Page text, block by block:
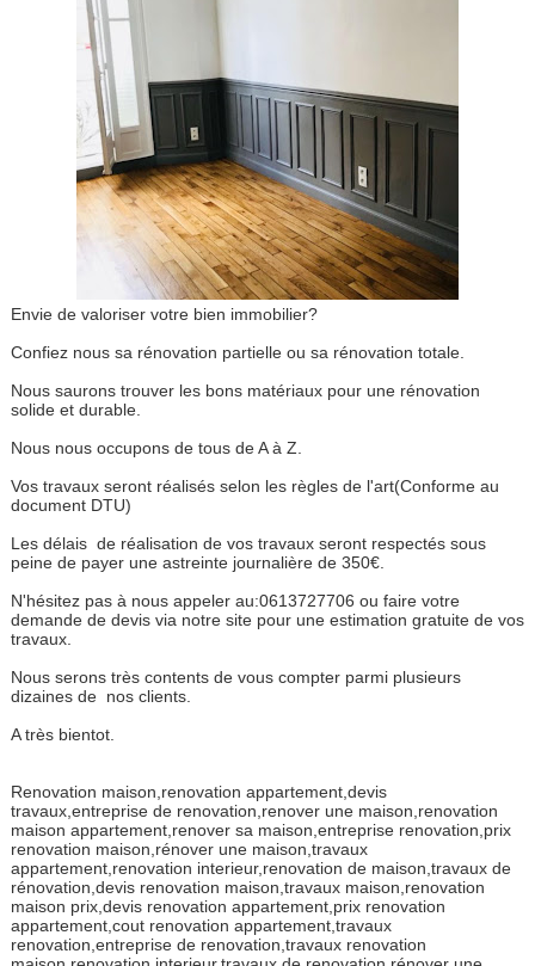
Envie de valoriser votre bien immobilier?
Confiez nous sa rénovation partielle ou sa rénovation totale.
Nous saurons trouver les bons matériaux pour une rénovation
solide et durable.
Nous nous occupons de tous de A à Z.
Vos travaux seront réalisés selon les règles de l'art(Conforme au
document DTU)
Les délais de réalisation de vos travaux seront respectés sous
peine de payer une astreinte journalière de 350€.
N'hésitez pas à nous appeler au:0613727706 ou faire votre
demande de devis via notre site pour une estimation gratuite de vos
travaux.
Nous serons très contents de vous compter parmi plusieurs
dizaines de nos clients.
A très bientot.
Renovation maison,renovation appartement,devis
travaux,entreprise de renovation,renover une maison,renovation
maison appartement,renover sa maison,entreprise renovation,prix
renovation maison,rénover une maison,travaux
appartement,renovation interieur,renovation de maison,travaux de
rénovation,devis renovation maison,travaux maison,renovation
maison prix,devis renovation appartement,prix renovation
appartement,cout renovation appartement,travaux
renovation,entreprise de renovation,travaux renovation